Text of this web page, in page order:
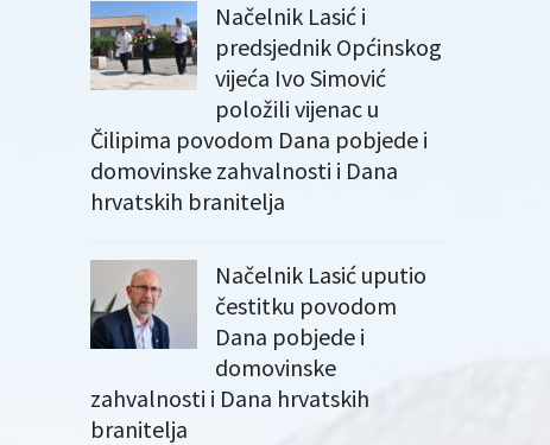
Načelnik Lasić i
predsjednik Općinskog
vijeća Ivo Simović
položili vijenac u
Čilipima povodom Dana pobjede i
domovinske zahvalnosti i Dana
hrvatskih branitelja
Načelnik Lasić uputio
čestitku povodom
Dana pobjede i
domovinske
zahvalnosti i Dana hrvatskih
branitelja